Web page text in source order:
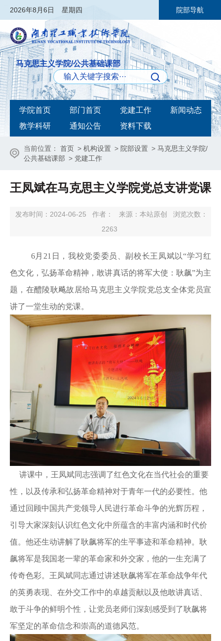
2026年8月6日 星期四 院部导航
马克思主义学院/公共基础课部
学院首页 部门首页 党建工作
新闻动态
教学科研
通知公告 资料下载
当前位置： 首页 > 机构设置 > 院部设置 > 马克思主义学院/
公共基础课部 > 党建工作
王凤斌在马克思主义学院党总支讲党课
发布时间：2024-06-25 作者： 来源：本站原创
浏览次数：
2263
6月21日，我校党委委员、副校长王 凤斌以“学习红
色文化，弘扬革命精神，敢讲真话的将军大使：耿飙”为主
题，在醴陵耿飚故居给马克思主义学院党总支全体党员宣
讲了一堂生动的党课。
讲课中，王凤斌同志强调了红色文化在当代社会的重要
性，以及传承和弘扬革命精神对于青年一代的必要性。他
通过回顾中国共产党领导人民进行革命斗争的光辉历程，
引导大家深刻认识红色文化中所蕴含的丰富内涵和时代价
值。 他还生动讲解了耿飙将军的生平事迹和革命精神。耿
飙将军是我国老一辈的革命家和外交家，他的一生充满了
传奇色彩。王凤斌同志通过讲述耿飙将军在革命战争年代
的英勇表现、在外交工作中的卓越贡献以及他敢讲真话、
敢于斗争的鲜明个性，让党员老师们深刻感受到了耿飙将
军坚定的革命信念和崇高的道德风范。